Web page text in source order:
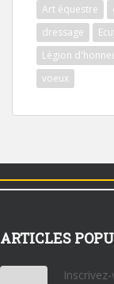
Art équestre
dressage
Légion
voeux
ARTICLES